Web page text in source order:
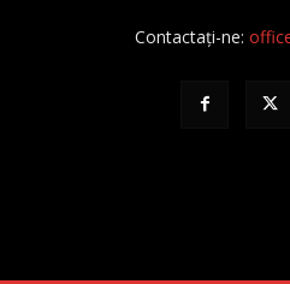
Contactați-ne: